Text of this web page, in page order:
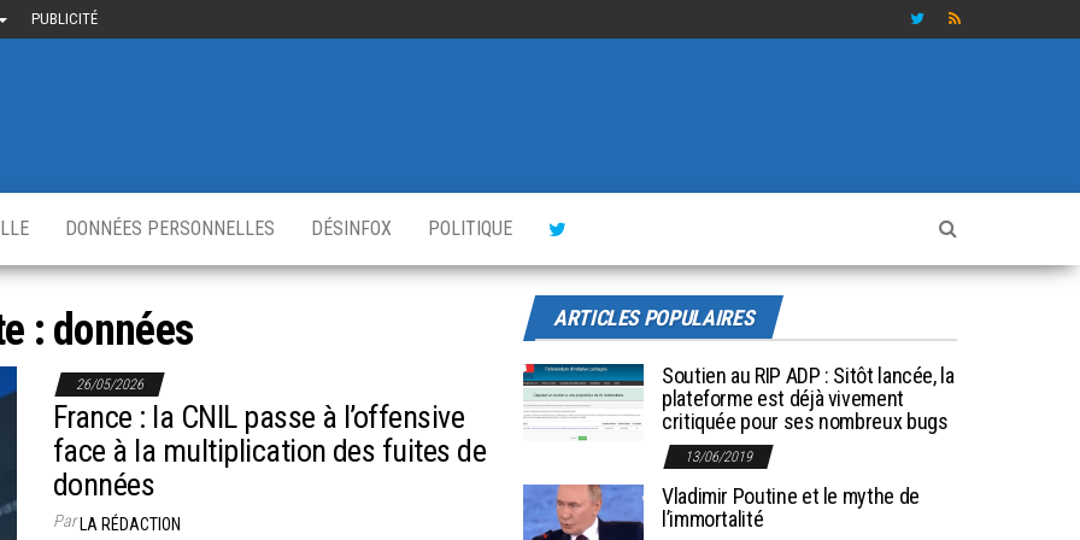
PUBLICITÉ
DONNÉES PERSONNELLES DÉSINFOX POLITIQUE
: données
26/05/2026
France : la CNIL passe à l’offensive
face à la multiplication des fuites de
données
ParLA RÉDACTION
ARTICLES POPULAIRES
Soutien au RIP ADP : Sitôt lancée, la
plateforme est déjà vivement
critiquée pour ses nombreux bugs
13/06/2019
Vladimir Poutine et le mythe de
l’immortalité